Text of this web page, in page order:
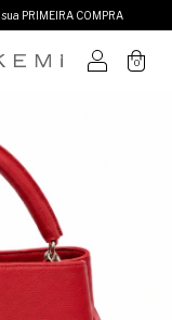
PRIMEIRA COMPRA
0